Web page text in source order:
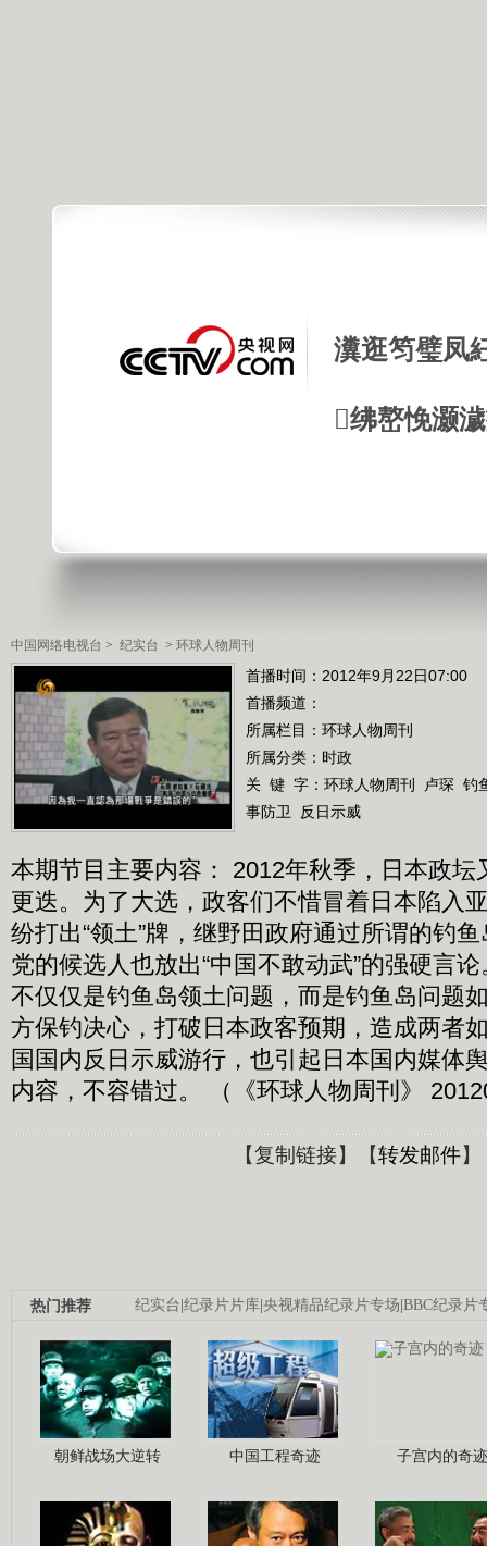
瀵逛笉璧凤
绋嶅悗灏
中国网络电视台 > 纪实台 > 环球人物周刊
首播时间：2012年9月22日07:00
首播频道：
所属栏目： 环球人物周刊
所属分类：时政
关 键 字： 环球人物周刊 卢琛 钓
事防卫
反日示威
本期节目主要内容： 2012年秋季，日本政坛
更迭。为了大选，政客们不惜冒着日本陷入
纷打出“领土”牌，继野田政府通过所谓的钓
党的候选人也放出“中国不敢动武”的强硬言
不仅仅是钓鱼岛领土问题，而是钓鱼岛问题
方保钓决心，打破日本政客预期，造成两者
国国内反日示威游行，也引起日本国内媒体
内容，不容错过。 （《环球人物周刊》
【复制链接】【转发邮件】
纪实台|纪录片片库|央视精品纪录片专场|BBC纪录片
热门推荐
朝鲜战场大逆转 中国工程奇迹 子宫内的奇迹